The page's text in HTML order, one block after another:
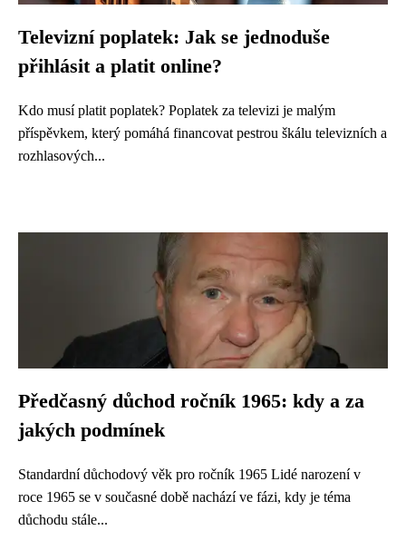
Televizní poplatek: Jak se jednoduše
přihlásit a platit online?
Kdo musí platit poplatek? Poplatek za televizi je malým
příspěvkem, který pomáhá financovat pestrou škálu televizních a
rozhlasových...
Předčasný důchod ročník 1965: kdy a za
jakých podmínek
Standardní důchodový věk pro ročník 1965 Lidé narození v
roce 1965 se v současné době nachází ve fázi, kdy je téma
důchodu stále...